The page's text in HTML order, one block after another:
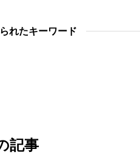
れたキーワード
記事